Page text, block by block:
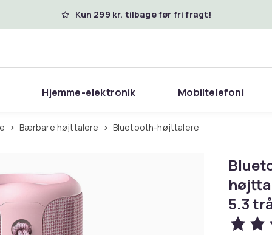
Kun 299 kr. tilbage før fri fragt!
Hjemme-elektronik Mobiltelefoni
Bærbare højttalere Bluetooth-højttalere
5.3